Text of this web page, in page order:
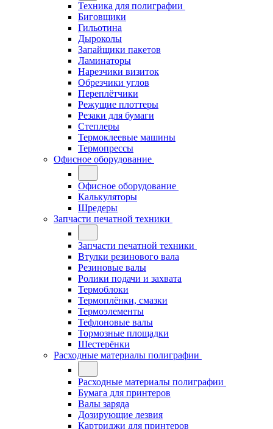
Техника для полиграфии
Биговщики
Гильотина
Дыроколы
Запайщики пакетов
Ламинаторы
Нарезчики визиток
Обрезчики углов
Переплётчики
Режущие плоттеры
Резаки для бумаги
Степлеры
Термоклеевые машины
Термопрессы
Офисное оборудование
Офисное оборудование
Калькуляторы
Шредеры
Запчасти печатной техники
Запчасти печатной техники
Втулки резинового вала
Резиновые валы
Ролики подачи и захвата
Термоблоки
Термоплёнки, смазки
Термоэлементы
Тефлоновые валы
Тормозные площадки
Шестерёнки
Расходные материалы полиграфии
Расходные материалы полиграфии
Бумага для принтеров
Валы заряда
Дозирующие лезвия
Картриджи для принтеров